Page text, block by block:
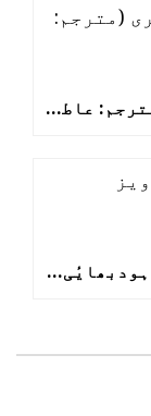
دنیا کی آخری رات – رے بریڈ بری (مترجم: عاطف حسین)
فہیم حسین، میری نظر میں۔ پرویز ہودبھایٔی (مترجم: عاطف حسین)